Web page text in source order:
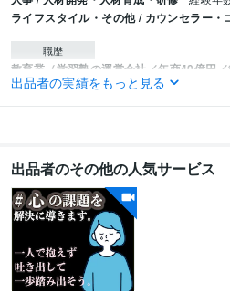
ライフスタイル・その他 / カウンセラー・
職歴
教育業（学習塾の運営会社／年商40億円／
~ 現在
教育業（学習塾の運営会社／年商200億／
人材派遣会社（年商130億円／従業員数
月
流通小売業（酒販チェーン／年商15億円／
008年1月
流通小売業（スーパー／年商298億円／従
997年12月
プログラミング言語・フレームワーク
出品者の実績をもっと見る
出品者のその他の人気サービス